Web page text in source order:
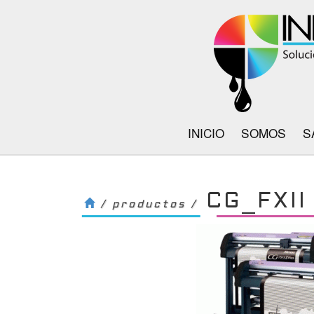
INICIO SOMOS
/ productos / CG_FXII